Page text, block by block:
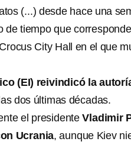
(...) desde hace una
de tiempo que
City Hall en el que
(EI) reivindicó la
dos últimas décadas.
el presidenteVladimir
Ucrania, aunque Kiev